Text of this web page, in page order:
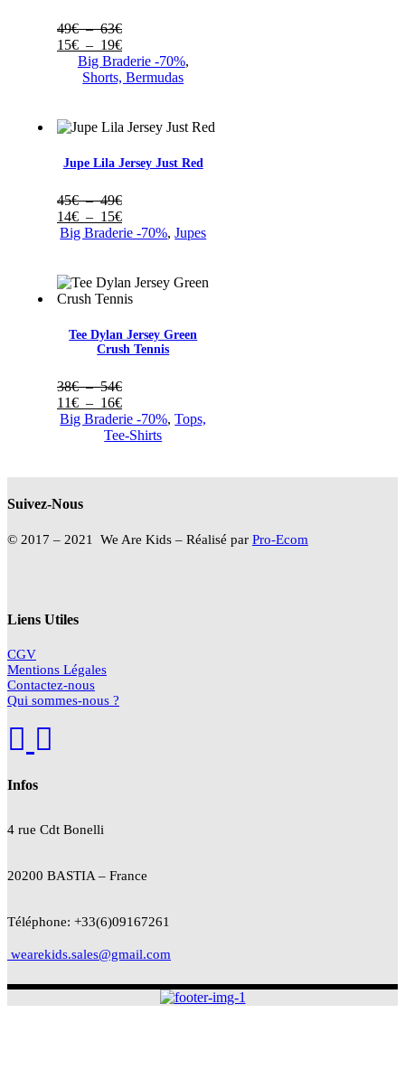
49€ – 63€Plage
de
prix :
49€
15€ – 19€Plage
de
prix :
19€
Big Braderie -70%,
Shorts, Bermudas
Jupe Lila Jersey Just Red
45€ – 49€Plage
de
prix :
49€
14€ – 15€Plage
de
à
15€
Big Braderie -70%,Jupes
Tee Dylan Jersey Green
Crush Tennis
38€ – 54€Plage
de
prix :
38€
11€ – 16€Plage
de
prix :
Big Braderie -70%,Tops,
Tee-Shirts
Infos
4 rue Cdt Bonelli
20200 BASTIA – France
Téléphone: +33(6)09167261
wearekids.sales@gmail.com
Liens Utiles
CGV
Mentions Légales
Contactez-nous
Qui sommes-nous ?
Suivez-Nous
© 2017 – 2021 We Are Kids – Réalisé par Pro-Ecom